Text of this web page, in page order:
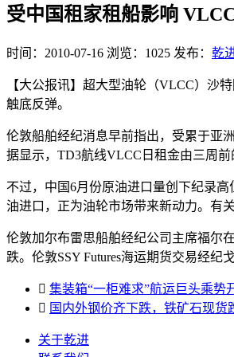
受中国租家租船影响
时间：2010-07-16 浏览：1025 发布： 乾
【大公报讯】超大型油轮（VLCC）沙
触底反弹。
伦敦船舶经纪消息早前指出，受累于亚
据显示，TD3航线VLCC日租金由三周前
不过，中国6月份原油进口量创下纪录
油进口，正为油轮市场带来新动力。有
伦敦加尔布雷思船舶经纪公司主席福尔
跌。伦敦SSY Futures海运期货交易经
 集装箱“一柜难求”航运巨头乘势
 国内外钢价齐下跌，铁矿石现货
关于乾进